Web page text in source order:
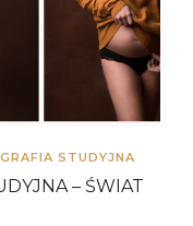
STUDYJNA
– ŚWIAT